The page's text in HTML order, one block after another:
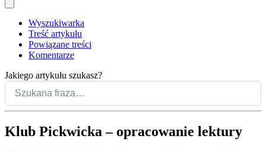
Wyszukiwarka
Treść artykułu
Powiązane treści
Komentarze
Jakiego artykułu szukasz?
Klub Pickwicka – opracowanie lektury